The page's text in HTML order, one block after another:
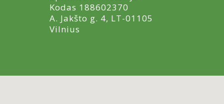
Kodas 188602370
A. Jakšto g. 4, LT-01105
Vilnius